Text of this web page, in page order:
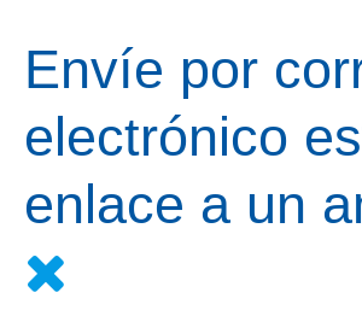
Envíe por
electrónico
enlace a un